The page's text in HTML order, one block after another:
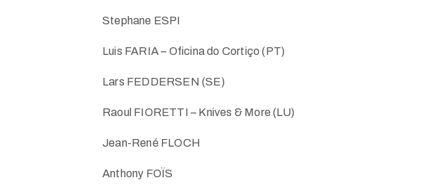
Stephane ESPI
Luis FARIA – Oficina do Cortiço (PT)
Lars FEDDERSEN (SE)
Raoul FIORETTI – Knives & More (LU)
Jean-René FLOCH
Anthony FOÏS